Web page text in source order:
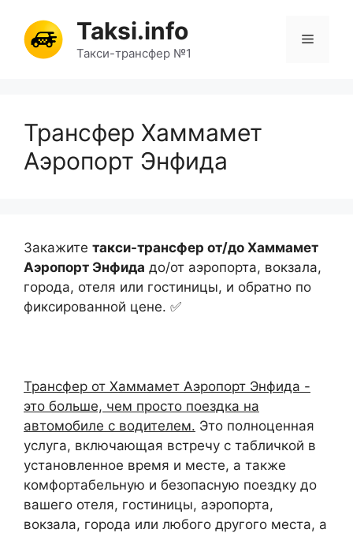
содержимому
Taksi.info
Такси-трансфер №1
Меню
Трансфер Хаммамет
Аэропорт Энфида
Закажите такси-трансфер от/до Хаммамет
Аэропорт Энфида до/от аэропорта, вокзала,
города, отеля или гостиницы, и обратно по
фиксированной цене. ✅
Трансфер от Хаммамет Аэропорт Энфида -
это больше, чем просто поездка на
автомобиле с водителем. Это полноценная
услуга, включающая встречу с табличкой в
установленное время и месте, а также
комфортабельную и безопасную поездку до
вашего отеля, гостиницы, аэропорта,
вокзала, города или любого другого места, а